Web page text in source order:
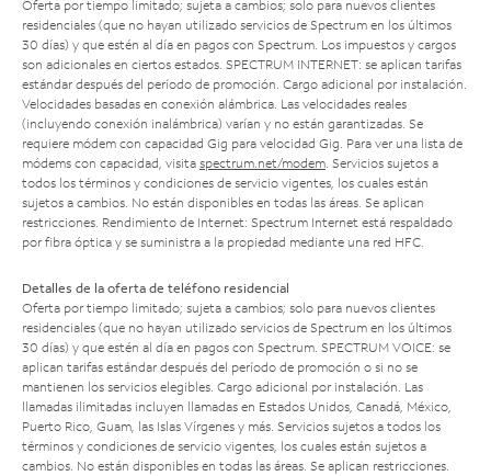
Oferta por tiempo limitado; sujeta a cambios; solo para nuevos clientes
residenciales (que no hayan utilizado servicios de Spectrum en los últimos
30 días) y que estén al día en pagos con Spectrum. Los impuestos y cargos
son adicionales en ciertos estados. SPECTRUM INTERNET: se aplican tarifas
estándar después del período de promoción. Cargo adicional por instalación.
Velocidades basadas en conexión alámbrica. Las velocidades reales
(incluyendo conexión inalámbrica) varían y no están garantizadas. Se
requiere módem con capacidad Gig para velocidad Gig. Para ver una lista de
módems con capacidad, visita spectrum.net/modem. Servicios sujetos a
todos los términos y condiciones de servicio vigentes, los cuales están
sujetos a cambios. No están disponibles en todas las áreas. Se aplican
restricciones. Rendimiento de Internet: Spectrum Internet está respaldado
por fibra óptica y se suministra a la propiedad mediante una red HFC.
Detalles de la oferta de teléfono residencial
Oferta por tiempo limitado; sujeta a cambios; solo para nuevos clientes
residenciales (que no hayan utilizado servicios de Spectrum en los últimos
30 días) y que estén al día en pagos con Spectrum. SPECTRUM VOICE: se
aplican tarifas estándar después del período de promoción o si no se
mantienen los servicios elegibles. Cargo adicional por instalación. Las
llamadas ilimitadas incluyen llamadas en Estados Unidos, Canadá, México,
Puerto Rico, Guam, las Islas Vírgenes y más. Servicios sujetos a todos los
términos y condiciones de servicio vigentes, los cuales están sujetos a
cambios. No están disponibles en todas las áreas. Se aplican restricciones.